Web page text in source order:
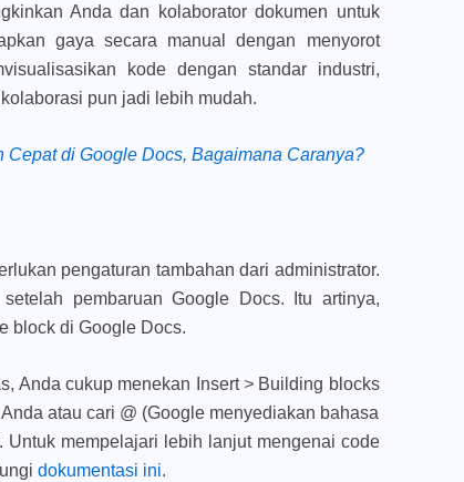
Anda dan kolaborator dokumen untuk
gaya secara manual dengan menyorot
kode dengan standar industri,
pun jadi lebih mudah.
Cepat di Google Docs, Bagaimana Caranya?
pengaturan tambahan dari administrator.
pembaruan Google Docs. Itu artinya,
block di Google Docs.
Anda cukup menekan Insert > Building blocks
atau cari @ (Google menyediakan bahasa
Untuk mempelajari lebih lanjut mengenai code
dokumentasi ini.